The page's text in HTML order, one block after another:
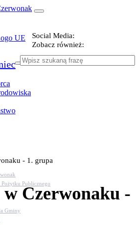
Social Media:
Zobacz również:
Pożytku Publicznego
Gminy
- 1. grupa
Czerwonaku -